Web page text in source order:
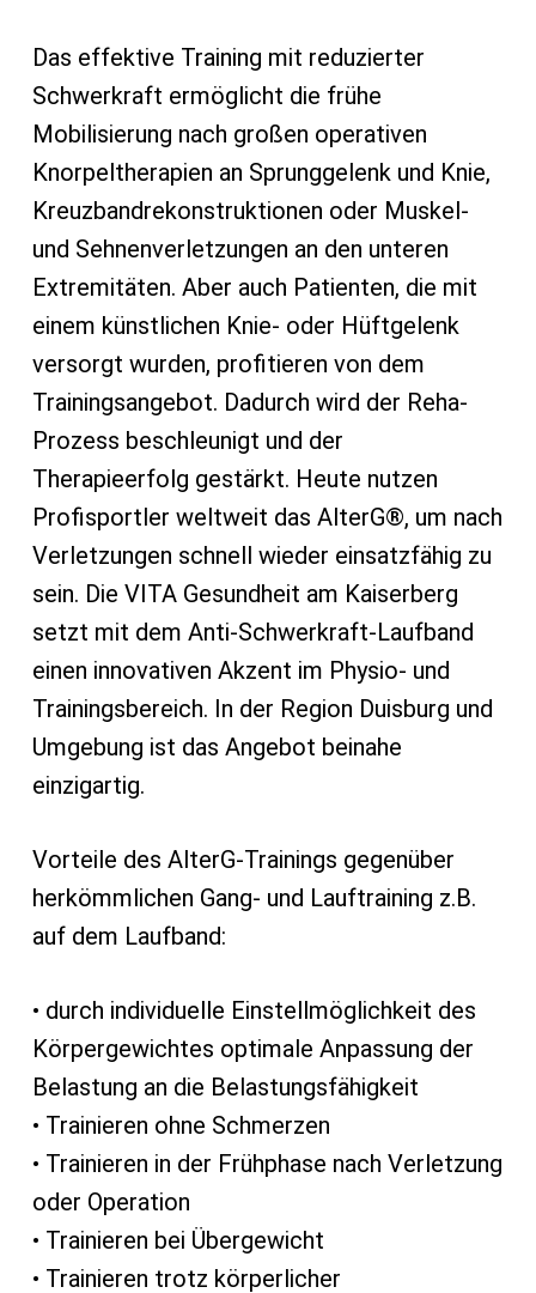
Das effektive Training mit reduzierter
Schwerkraft ermöglicht die frühe
Mobilisierung nach großen operativen
Knorpeltherapien an Sprunggelenk und Knie,
Kreuzbandrekonstruktionen oder Muskel-
und Sehnenverletzungen an den unteren
Extremitäten. Aber auch Patienten, die mit
einem künstlichen Knie- oder Hüftgelenk
versorgt wurden, profitieren von dem
Trainingsangebot. Dadurch wird der Reha-
Prozess beschleunigt und der
Therapieerfolg gestärkt. Heute nutzen
Profisportler weltweit das AlterG®, um nach
Verletzungen schnell wieder einsatzfähig zu
sein. Die VITA Gesundheit am Kaiserberg
setzt mit dem Anti-Schwerkraft-Laufband
einen innovativen Akzent im Physio- und
Trainingsbereich. In der Region Duisburg und
Umgebung ist das Angebot beinahe
einzigartig.
Vorteile des AlterG-Trainings gegenüber
herkömmlichen Gang- und Lauftraining z.B.
auf dem Laufband:
• durch individuelle Einstellmöglichkeit des
Körpergewichtes optimale Anpassung der
Belastung an die Belastungsfähigkeit
• Trainieren ohne Schmerzen
• Trainieren in der Frühphase nach Verletzung
oder Operation
• Trainieren bei Übergewicht
• Trainieren trotz körperlicher